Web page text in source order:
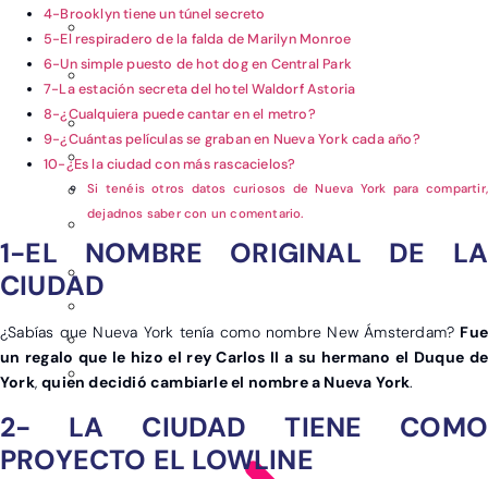
4-Brooklyn tiene un túnel secreto
5-El respiradero de la falda de Marilyn Monroe
6-Un simple puesto de hot dog en Central Park
7-La estación secreta del hotel Waldorf Astoria
8-¿Cualquiera puede cantar en el metro?
9-¿Cuántas películas se graban en Nueva York cada año?
10-¿Es la ciudad con más rascacielos?
Si tenéis otros datos curiosos de Nueva York para compartir,
dejadnos saber con un comentario.
1-EL NOMBRE ORIGINAL DE LA
CIUDAD
¿Sabías que Nueva York tenía como nombre New Ámsterdam? Fue
un regalo que le hizo el rey Carlos II a su hermano el Duque de
York,quien decidió cambiarle el nombre a Nueva York.
2- LA CIUDAD TIENE COMO
PROYECTO EL LOWLINE